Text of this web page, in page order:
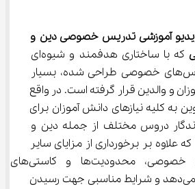
آموزشی تدریس خصوصی دین و
که با ساختاری هدفمند و شیوه‌ای
متفاوت از سایر کلاس‌های خصوصی طراحی شده، بسیار
و والدین قرار گرفته است. در واقع
به کلیه نیازهای دانش آموزان برای
دروس مختلف از جمله دین و
چرا که علاوه بر برخورداری از مزایای سایر
روش‌های تدریس خصوصی، محدودیت‌ها و کاستی‌های
آن‌ها را نیز پوشش می‌دهد و شرایط مناسبی جهت رسیدن